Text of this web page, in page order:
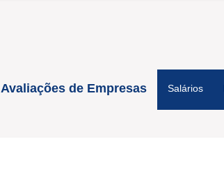
Avaliações de Empresas Salários